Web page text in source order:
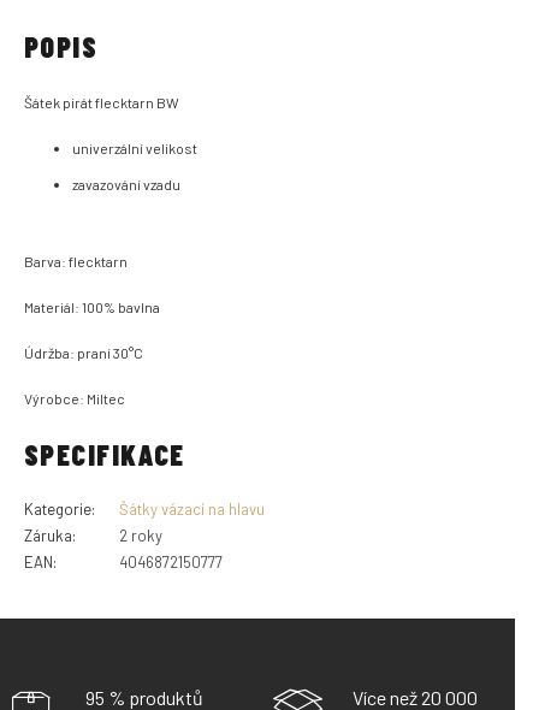
POPIS
Šátek pirát flecktarn BW
univerzální velikost
zavazování vzadu
Barva: flecktarn
Materiál: 100% bavlna
Údržba: praní 30°C
Výrobce: Miltec
SPECIFIKACE
Kategorie:
Šátky vázací na hlavu
Záruka:
2 roky
EAN: 4046872150777
95 % produktů
Více než 20 000